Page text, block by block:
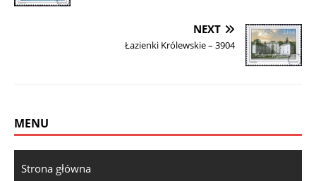
NEXT
Łazienki Królewskie – 3904
MENU
Strona główna